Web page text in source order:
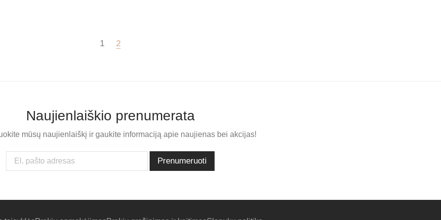
1 2
Naujienlaiškio prenumerata
mūsų naujienlaiškį ir gaukite informaciją apie naujienas bei akcijas!